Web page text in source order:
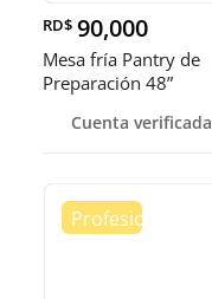
RD$ 90,000
Mesa fría Pantry de
Preparación 48”
Cuenta verificada